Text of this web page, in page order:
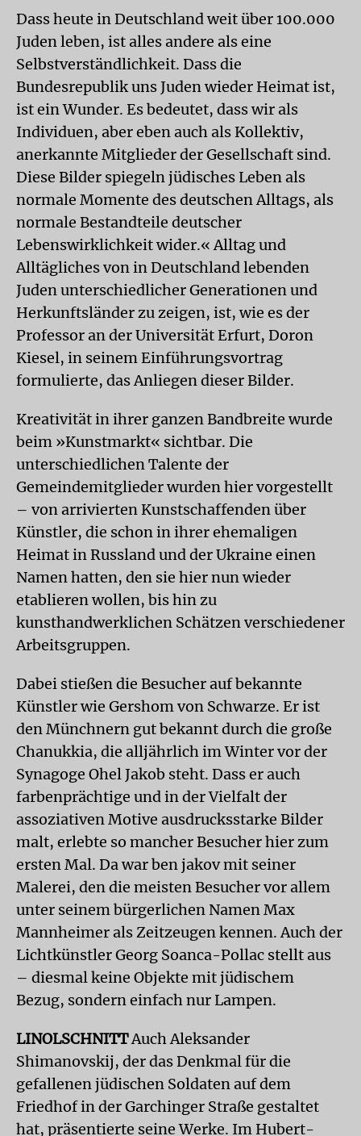
Dass heute in Deutschland weit über 100.000
Juden leben, ist alles andere als eine
Selbstverständlichkeit. Dass die
Bundesrepublik uns Juden wieder Heimat ist,
ist ein Wunder. Es bedeutet, dass wir als
Individuen, aber eben auch als Kollektiv,
anerkannte Mitglieder der Gesellschaft sind.
Diese Bilder spiegeln jüdisches Leben als
normale Momente des deutschen Alltags, als
normale Bestandteile deutscher
Lebenswirklichkeit wider.« Alltag und
Alltägliches von in Deutschland lebenden
Juden unterschiedlicher Generationen und
Herkunftsländer zu zeigen, ist, wie es der
Professor an der Universität Erfurt, Doron
Kiesel, in seinem Einführungsvortrag
formulierte, das Anliegen dieser Bilder.
Kreativität in ihrer ganzen Bandbreite wurde
beim »Kunstmarkt« sichtbar. Die
unterschiedlichen Talente der
Gemeindemitglieder wurden hier vorgestellt
– von arrivierten Kunstschaffenden über
Künstler, die schon in ihrer ehemaligen
Heimat in Russland und der Ukraine einen
Namen hatten, den sie hier nun wieder
etablieren wollen, bis hin zu
kunsthandwerklichen Schätzen verschiedener
Arbeitsgruppen.
Dabei stießen die Besucher auf bekannte
Künstler wie Gershom von Schwarze. Er ist
den Münchnern gut bekannt durch die große
Chanukkia, die alljährlich im Winter vor der
Synagoge Ohel Jakob steht. Dass er auch
farbenprächtige und in der Vielfalt der
assoziativen Motive ausdrucksstarke Bilder
malt, erlebte so mancher Besucher hier zum
ersten Mal. Da war ben jakov mit seiner
Malerei, den die meisten Besucher vor allem
unter seinem bürgerlichen Namen Max
Mannheimer als Zeitzeugen kennen. Auch der
Lichtkünstler Georg Soanca-Pollac stellt aus
– diesmal keine Objekte mit jüdischem
Bezug, sondern einfach nur Lampen.
LINOLSCHNITTAuch Aleksander
Shimanovskij, der das Denkmal für die
gefallenen jüdischen Soldaten auf dem
Friedhof in der Garchinger Straße gestaltet
hat, präsentierte seine Werke. Im Hubert-